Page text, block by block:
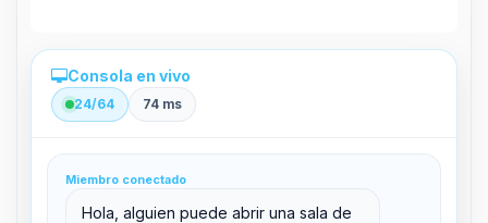
Consola en vivo
24/64 74 ms
Miembro conectado
Hola, alguien puede abrir una sala de